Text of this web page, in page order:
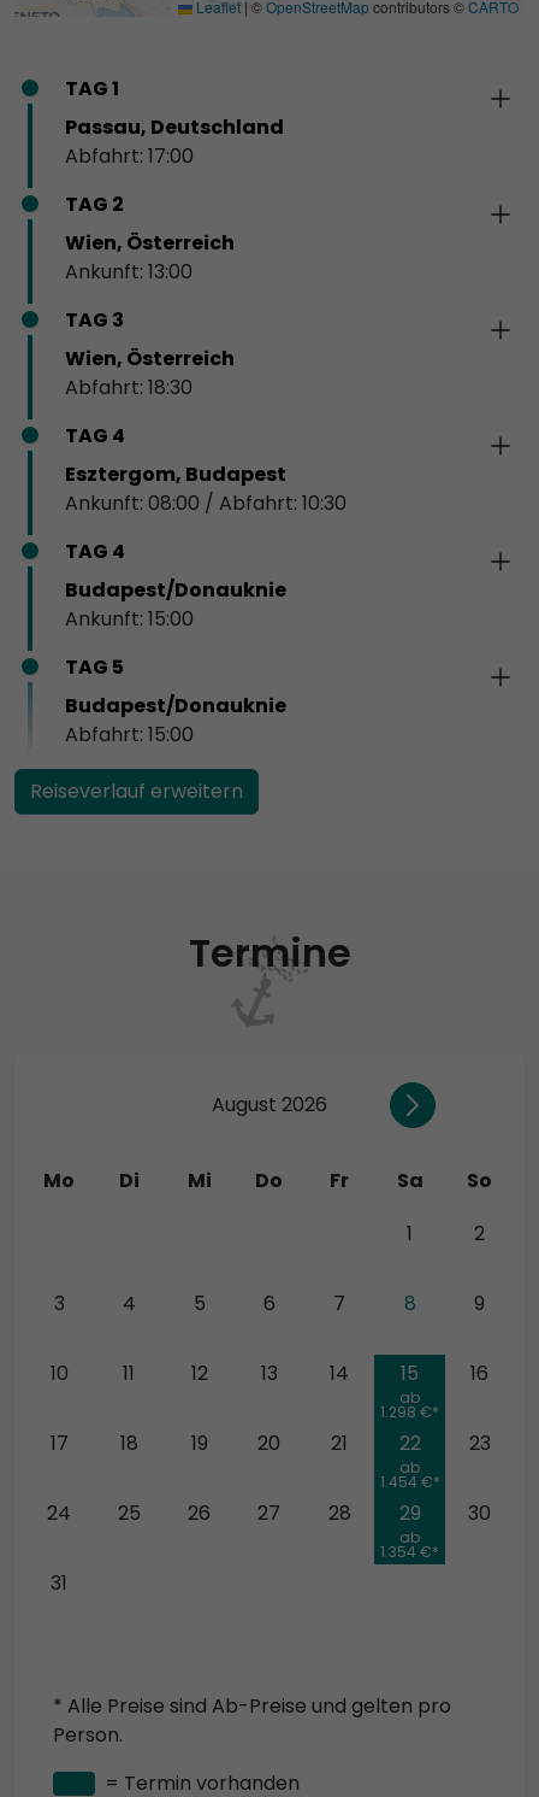
Leaflet | ©OpenStreetMapcontributors ©CARTO
TAG 1
Passau, Deutschland
Abfahrt: 17:00
TAG 2
Wien, Österreich
Ankunft: 13:00
TAG 3
Wien, Österreich
Abfahrt: 18:30
TAG 4
Esztergom, Budapest
Ankunft: 08:00 / Abfahrt: 10:30
TAG 4
Budapest/Donauknie
Ankunft: 15:00
TAG 5
Budapest/Donauknie
Abfahrt: 15:00
Reiseverlauf erweitern
Termine
August 2026
Mo Di Mi Do Fr Sa
So
1 2
3 4 5 6 7 8 9
10 11 12 13 14
ab
1.298 €*
15 16
17 18 19 20 21
ab
1.454 €*
22 23
24 25 26 27 28
ab
1.354 €*
29 30
31
* Alle Preise sind Ab-Preise und gelten pro
Person.
= Termin vorhanden